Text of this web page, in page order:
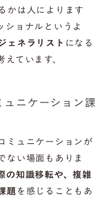
かは人によります
ョナルというよ
ェネラリスト になる
ています、
ニケーション課
ミュニケーションが
ない場面もありま
の知識移転や、複雑
題を感じることもあ